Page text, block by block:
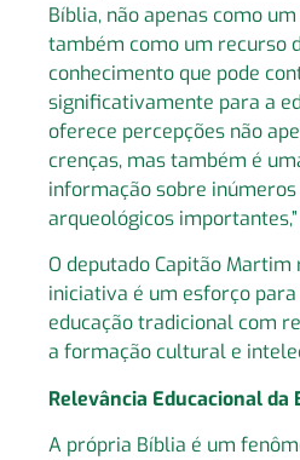
Bíblia, não apenas como
também como um recurso
conhecimento que pode
significativamente para a
oferece percepções não
crenças, mas também é
informação sobre
arqueológicos
O deputado Capitão Martim
iniciativa é um esforço
educação tradicional com
a formação cultural e
Relevância Educacional da
A própria Bíblia é um